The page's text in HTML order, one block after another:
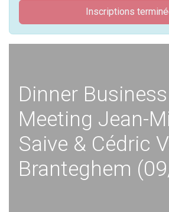
Inscriptions
Dinner Business
Meeting Jean-
Saive & Cédric
Branteghem